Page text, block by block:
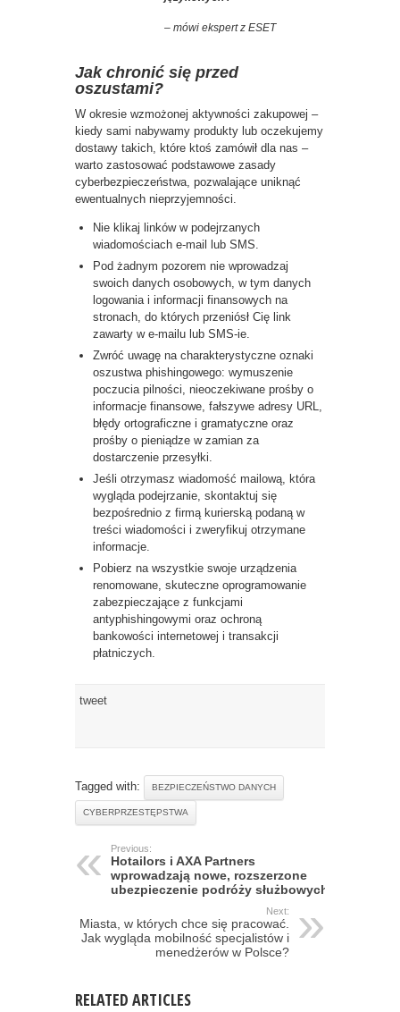
– mówi ekspert z ESET
Jak chronić się przed
oszustami?
W okresie wzmożonej aktywności zakupowej –
kiedy sami nabywamy produkty lub oczekujemy
dostawy takich, które ktoś zamówił dla nas –
warto zastosować podstawowe zasady
cyberbezpieczeństwa, pozwalające uniknąć
ewentualnych nieprzyjemności.
Nie klikaj linków w podejrzanych
wiadomościach e-mail lub SMS.
Pod żadnym pozorem nie wprowadzaj
swoich danych osobowych, w tym danych
logowania i informacji finansowych na
stronach, do których przeniósł Cię link
zawarty w e-mailu lub SMS-ie.
Zwróć uwagę na charakterystyczne oznaki
oszustwa phishingowego: wymuszenie
poczucia pilności, nieoczekiwane prośby o
informacje finansowe, fałszywe adresy URL,
błędy ortograficzne i gramatyczne oraz
prośby o pieniądze w zamian za
dostarczenie przesyłki.
Jeśli otrzymasz wiadomość mailową, która
wygląda podejrzanie, skontaktuj się
bezpośrednio z firmą kurierską podaną w
treści wiadomości i zweryfikuj otrzymane
informacje.
Pobierz na wszystkie swoje urządzenia
renomowane, skuteczne oprogramowanie
zabezpieczające z funkcjami
antyphishingowymi oraz ochroną
bankowości internetowej i transakcji
płatniczych.
tweet
Tagged with: BEZPIECZEŃSTWO DANYCH
CYBERPRZESTĘPSTWA
Previous:
Hotailors i AXA Partners
wprowadzają nowe, rozszerzone
ubezpieczenie podróży służbowych
Next:
Miasta, w których chce się pracować.
Jak wygląda mobilność specjalistów i
menedżerów w Polsce?
RELATED ARTICLES